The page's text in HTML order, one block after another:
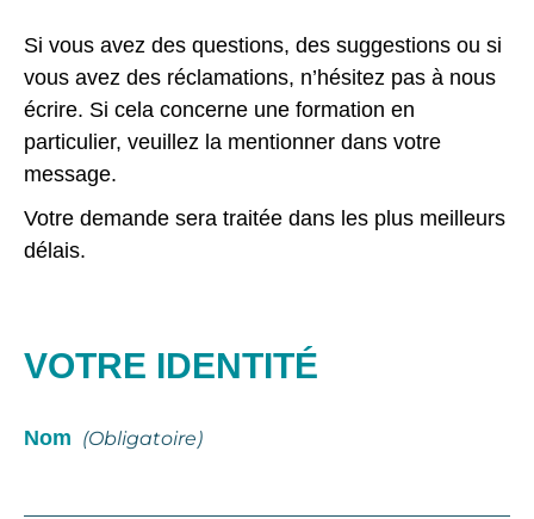
Si vous avez des questions, des suggestions ou si
vous avez des réclamations, n’hésitez pas à nous
écrire. Si cela concerne une formation en
particulier, veuillez la mentionner dans votre
message.
Votre demande sera traitée dans les plus meilleurs
délais.
VOTRE IDENTITÉ
Nom (obligatoire)